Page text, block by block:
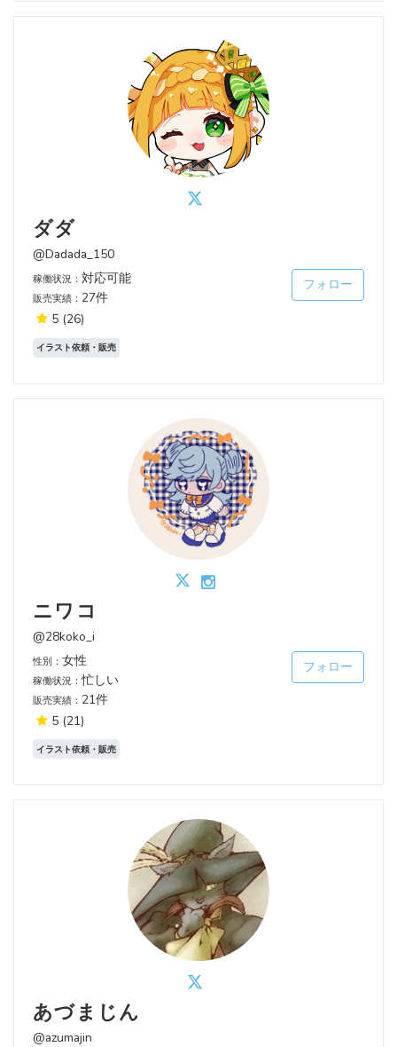
ダダ
@Dadada_150
稼働状況： 対応可能
販売実績： 27件
5 (26)
フォロー
イラスト依頼・販売
ニワコ
@28koko_i
性別： 女性
稼働状況：忙しい
販売実績： 21件
5 (21)
フォロー
イラスト依頼・販売
あづまじん
@azumajin